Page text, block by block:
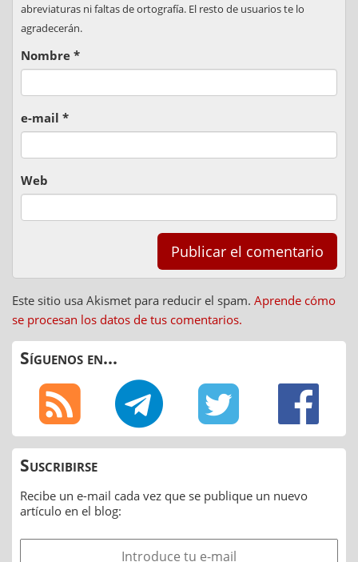
abreviaturas ni faltas de ortografía. El resto de usuarios te lo
agradecerán.
Nombre *
e-mail *
Web
Este sitio usa Akismet para reducir el spam. Aprende cómo
se procesan los datos de tus comentarios.
Síguenos en...
Suscribirse
Recibe un e-mail cada vez que se publique un nuevo
artículo en el blog: